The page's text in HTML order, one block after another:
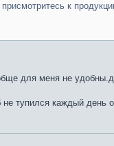
к
для меня не
тупился каждый день